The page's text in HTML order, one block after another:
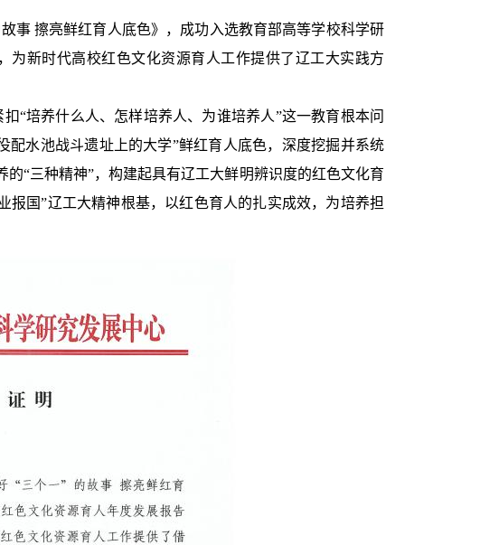
事 擦亮鲜红育人底色》，成功入选教育部高等学校科学研
为新时代高校红色文化资源育人工作提供了辽工大实践方
“培养什么人、怎样培养人、为谁培养人”这一教育根本问
配水池战斗遗址上的大学”鲜红育人底色，深度挖掘并系统
的“三种精神”，构建起具有辽工大鲜明辨识度的红色文化育
国”辽工大精神根基，以红色育人的扎实成效，为培养担